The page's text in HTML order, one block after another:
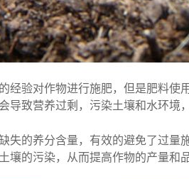
验对作物进行施肥，但是肥料使
导致营养过剩，污染土壤和水环境
失的养分含量，有效的避免了过量
的污染，从而提高作物的产量和品